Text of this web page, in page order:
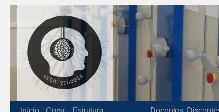
Início Curso Estrutura Docentes